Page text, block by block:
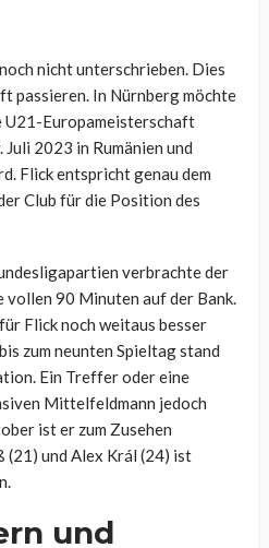
nicht unterschrieben. Dies
passieren. In Nürnberg möchte
U21-Europameisterschaft
Juli 2023 in Rumänien und
Flick entspricht genau dem
Club für die Position des
verbrachte der
90 Minuten auf der Bank.
Flick noch weitaus besser
zum neunten Spieltag stand
Ein Treffer oder eine
Mittelfeldmann jedoch
ist er zum Zusehen
(21) und Alex Král (24) ist
und